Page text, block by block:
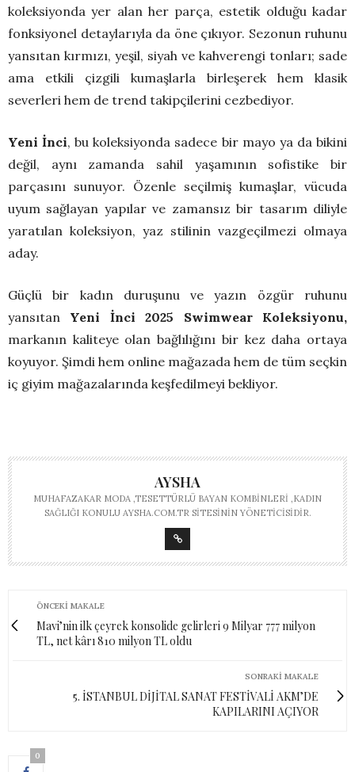
koleksiyonda yer alan her parça, estetik olduğu kadar
fonksiyonel detaylarıyla da öne çıkıyor. Sezonun ruhunu
yansıtan kırmızı, yeşil, siyah ve kahverengi tonları; sade
ama etkili çizgili kumaşlarla birleşerek hem klasik
severleri hem de trend takipçilerini cezbediyor.
Yeni İnci, bu koleksiyonda sadece bir mayo ya da bikini
değil, aynı zamanda sahil yaşamının sofistike bir
parçasını sunuyor. Özenle seçilmiş kumaşlar, vücuda
uyum sağlayan yapılar ve zamansız bir tasarım diliyle
yaratılan koleksiyon, yaz stilinin vazgeçilmezi olmaya
aday.
Güçlü bir kadın duruşunu ve yazın özgür ruhunu
yansıtan Yeni İnci 2025 Swimwear Koleksiyonu,
markanın kaliteye olan bağlılığını bir kez daha ortaya
koyuyor. Şimdi hem online mağazada hem de tüm seçkin
iç giyim mağazalarında keşfedilmeyi bekliyor.
AYSHA
MUHAFAZAKAR MODA ,TESETTÜRLÜ BAYAN KOMBINLERI ,KADIN
SAĞLIĞI KONULU AYSHA.COM.TR SITESININ YÖNETICISIDIR.
ÖNCEKI MAKALE
Mavi’nin ilk çeyrek konsolide gelirleri 9 Milyar 777 milyon
TL, net kârı 810 milyon TL oldu
SONRAKI MAKALE
5. İSTANBUL DİJİTAL SANAT FESTİVALİ AKM’DE
KAPILARINI AÇIYOR
0